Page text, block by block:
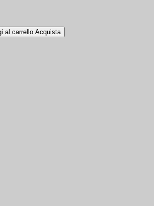
al carrello Acquista